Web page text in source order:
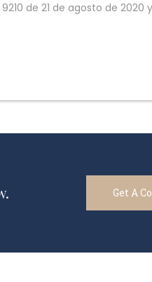
de 21 de agosto de
Get A